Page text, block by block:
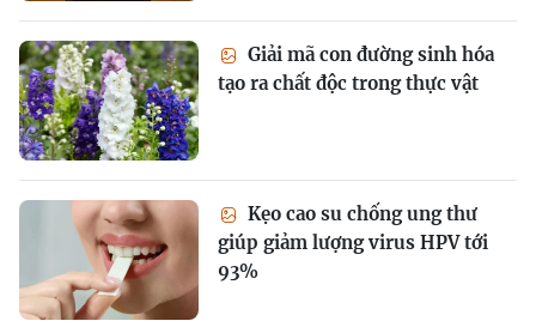
Giải mã con đường sinh hóa
tạo ra chất độc trong thực vật
Kẹo cao su chống ung thư
giúp giảm lượng virus HPV tới
93%